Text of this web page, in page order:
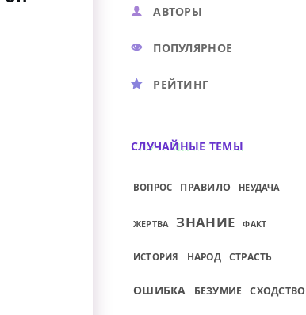
АВТОРЫ
ПОПУЛЯРНОЕ
РЕЙТИНГ
СЛУЧАЙНЫЕ ТЕМЫ
ВОПРОС ПРАВИЛО НЕУДАЧА
ЖЕРТВА ЗНАНИЕ ФАКТ
ИСТОРИЯ НАРОД СТРАСТЬ
ОШИБКА БЕЗУМИЕ СХОДСТВО